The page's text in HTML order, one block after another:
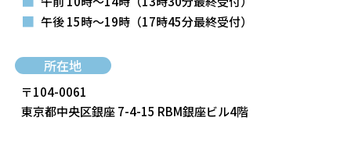
■ 午後 15時～19時 （17時45分最終受付）
所在地
〒104-0061
東京都中央区銀座 7-4-15 RBM銀座ビル4階